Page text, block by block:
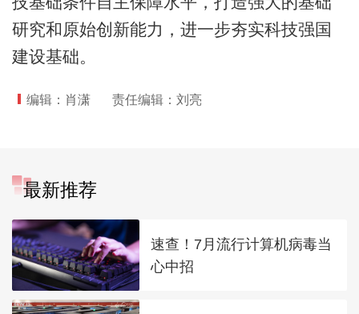
研究和原始创新能力，进一步夯实科技强国
建设基础。
编辑：肖潇 责任编辑：刘亮
最新推荐
速查！7月流行计算机病毒当
心中招